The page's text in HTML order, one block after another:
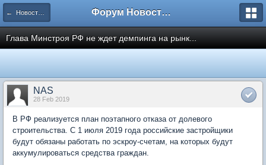
← Новости рынка недвижимости Форум Новостройки
Глава Минстроя РФ не ждет демпинга на рынк...
NAS
28 Feb 2019
В РФ реализуется план поэтапного отказа от долевого
строительства. С 1 июля 2019 года российские застройщики
будут обязаны работать по эскроу-счетам, на которых будут
аккумулироваться средства граждан.